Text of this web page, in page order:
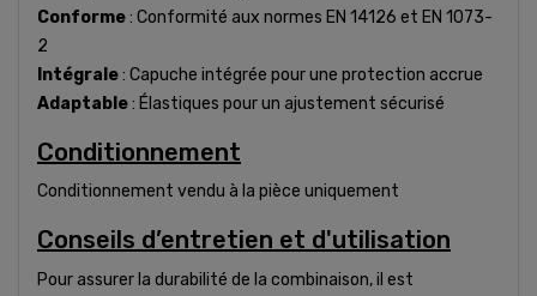
Conforme: Conformité aux normes EN 14126 et EN 1073-
2
Intégrale: Capuche intégrée pour une protection accrue
Adaptable: Élastiques pour un ajustement sécurisé
Conditionnement
Conditionnement vendu à la pièce uniquement
Conseils d’entretien et d'utilisation
Pour assurer la durabilité de la combinaison, il est